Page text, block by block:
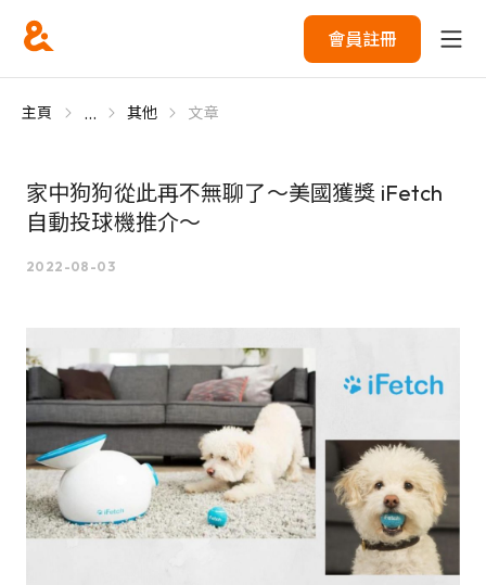
會員註冊
主頁 ... 其他 文章
家中狗狗從此再不無聊了～美國獲獎 iFetch
自動投球機推介～
2022-08-03